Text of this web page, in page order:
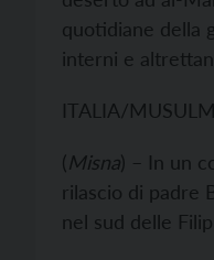
quotidiane della
interni e
ITALIA/
(Misna) – In un
rilascio di padre
nel sud delle